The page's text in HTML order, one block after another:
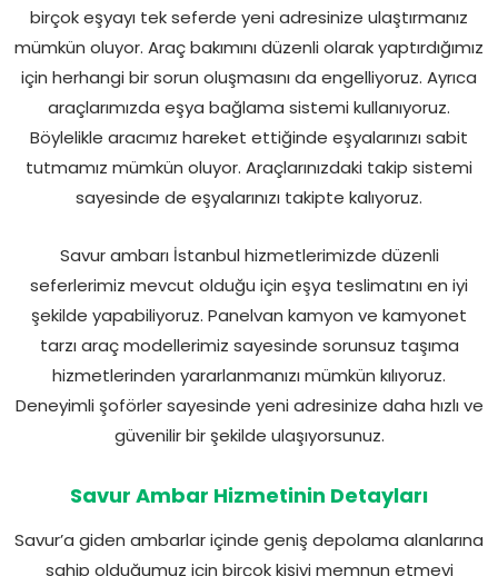
birçok eşyayı tek seferde yeni adresinize ulaştırmanız
mümkün oluyor. Araç bakımını düzenli olarak yaptırdığımız
için herhangi bir sorun oluşmasını da engelliyoruz. Ayrıca
araçlarımızda eşya bağlama sistemi kullanıyoruz.
Böylelikle aracımız hareket ettiğinde eşyalarınızı sabit
tutmamız mümkün oluyor. Araçlarınızdaki takip sistemi
sayesinde de eşyalarınızı takipte kalıyoruz.
Savur ambarı İstanbul hizmetlerimizde düzenli
seferlerimiz mevcut olduğu için eşya teslimatını en iyi
şekilde yapabiliyoruz. Panelvan kamyon ve kamyonet
tarzı araç modellerimiz sayesinde sorunsuz taşıma
hizmetlerinden yararlanmanızı mümkün kılıyoruz.
Deneyimli şoförler sayesinde yeni adresinize daha hızlı ve
güvenilir bir şekilde ulaşıyorsunuz.
Savur Ambar Hizmetinin Detayları
Savur’a giden ambarlar içinde geniş depolama alanlarına
sahip olduğumuz için birçok kişiyi memnun etmeyi